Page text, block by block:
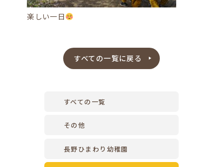
楽しい一日
すべての一覧に戻る
すべての一覧
その他
長野ひまわり幼稚園